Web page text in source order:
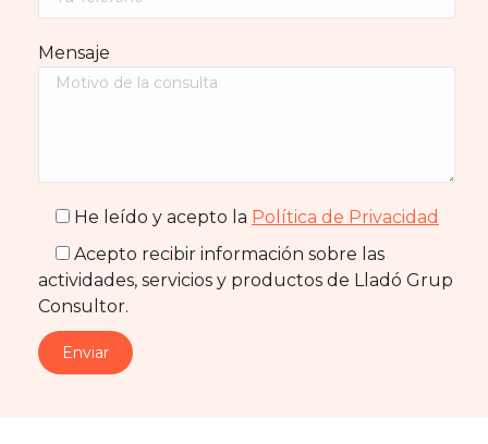
Mensaje
He leído y acepto la Política de Privacidad
Acepto recibir información sobre las
actividades, servicios y productos de Lladó Grup
Consultor.